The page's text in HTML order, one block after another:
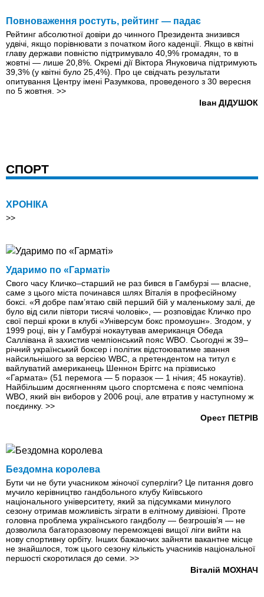
Повноваження ростуть, рейтинг — падає
Рейтинг абсолютної довіри до чинного Президента знизився
удвічі, якщо порівнювати з початком його каденції. Якщо в квітні
главу держави повністю підтримувало 40,9% громадян, то в
жовтні — лише 20,8%. Окремі дії Віктора Януковича підтримують
39,3% (у квітні було 25,4%). Про це свідчать результати
опитування Центру імені Разумкова, проведеного з 30 вересня
по 5 жовтня. >>
Іван ДІДУШОК
СПОРТ
ХРОНІКА
>>
Ударимо по «Гарматі»
Свого часу Кличко–старший не раз бився в Гамбурзі — власне,
саме з цього міста починався шлях Віталія в професійному
боксі. «Я добре пам’ятаю свій перший бій у маленькому залі, де
було від сили півтори тисячі чоловік», — розповідає Кличко про
свої перші кроки в клубі «Універсум бокс промоушн». Згодом, у
1999 році, він у Гамбурзі нокаутував американця Обеда
Саллівана й захистив чемпіонський пояс WBO. Сьогодні ж 39–
річний український боксер і політик відстоюватиме звання
найсильнішого за версією WBC, а претендентом на титул є
вайлуватий американець Шеннон Бріггс на прізвисько
«Гармата» (51 перемога — 5 поразок — 1 нічия; 45 нокаутів).
Найбільшим досягненням цього спортсмена є пояс чемпіона
WBO, який він виборов у 2006 році, але втратив у наступному ж
поєдинку. >>
Орест ПЕТРІВ
Бездомна королева
Бути чи не бути учасником жіночої суперліги? Це питання довго
мучило керівництво гандбольного клубу Київського
національного університету, який за підсумками минулого
сезону отримав можливість зіграти в елітному дивізіоні. Проте
головна проблема українського гандболу — безгрошів’я — не
дозволила багаторазовому переможцеві вищої ліги вийти на
нову спортивну орбіту. Інших бажаючих зайняти вакантне місце
не знайшлося, тож цього сезону кількість учасників національної
першості скоротилася до семи. >>
Віталій МОХНАЧ